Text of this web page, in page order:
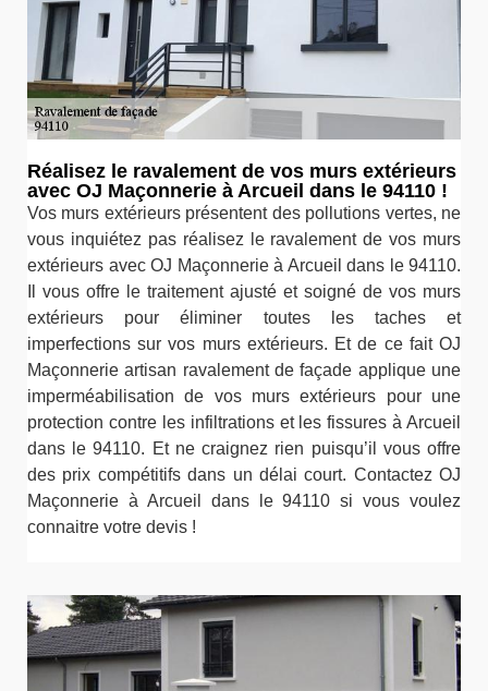
Réalisez le ravalement de vos murs extérieurs
avec OJ Maçonnerie à Arcueil dans le 94110 !
Vos murs extérieurs présentent des pollutions vertes, ne
vous inquiétez pas réalisez le ravalement de vos murs
extérieurs avec OJ Maçonnerie à Arcueil dans le 94110.
Il vous offre le traitement ajusté et soigné de vos murs
extérieurs pour éliminer toutes les taches et
imperfections sur vos murs extérieurs. Et de ce fait OJ
Maçonnerie artisan ravalement de façade applique une
imperméabilisation de vos murs extérieurs pour une
protection contre les infiltrations et les fissures à Arcueil
dans le 94110. Et ne craignez rien puisqu’il vous offre
des prix compétitifs dans un délai court. Contactez OJ
Maçonnerie à Arcueil dans le 94110 si vous voulez
connaitre votre devis !